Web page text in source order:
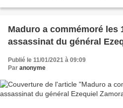
Maduro a commémoré les
assassinat du général
Publié le 11/01/2021 à 09:09
Par anonyme